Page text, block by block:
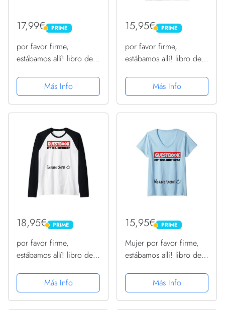
17,99€ PRIME
PRIME
por favor firme,
estábamos allí! libro de
cumpleaños Camiseta
Más Info
15,95€ PRIME
PRIME
por favor firme,
estábamos allí! libro de
cumpleaños Camiseta sin
Mangas
Más Info
18,95€ PRIME
PRIME
por favor firme,
estábamos allí! libro de
cumpleaños Camiseta
Manga Raglan
Más Info
15,95€ PRIME
PRIME
Mujer por favor firme,
estábamos allí! libro de
cumpleaños Camiseta
Cuello V
Más Info